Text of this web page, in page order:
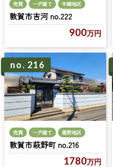
売買 一戸建て 中郷地区
敦賀市吉河 no.222
900万円
no. 216
売買 一戸建て 粟野地区
敦賀市萩野町 no.216
1780万円